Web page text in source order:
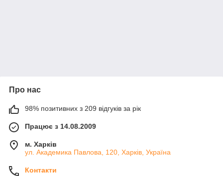
Про нас
98% позитивних з 209 відгуків за рік
Працює з 14.08.2009
м. Харків
ул. Академика Павлова, 120, Харків, Україна
Контакти